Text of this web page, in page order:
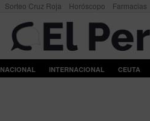
Sorteo Cruz Roja Horóscopo Farmacias
NACIONAL INTERNACIONAL CEUTA